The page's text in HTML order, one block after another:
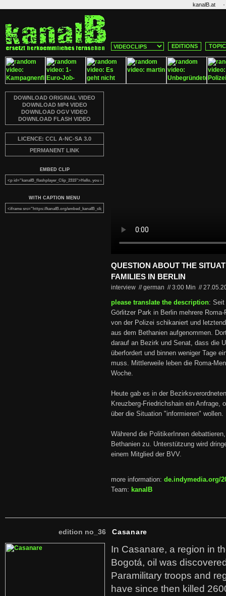
kanalB.at ·
EDITIONS
DOWNLOAD ORIGINAL VIDEO
DOWNLOAD MP4 VIDEO
DOWNLOAD OGV VIDEO
DOWNLOAD FLASH VIDEO
LICENCE: CCL A-NC-SA 3.0
PERMANENT LINK
EMBED CLIP
WITH CAPTION MENU
QUESTION ABOUT THE
FAMILIES IN BERLIN
interview // german //3:00 Min //
please translate the description: Seit
Görlitzer Park in Berlin mehrere
von der Polizei schikaniert und
aus dem Bethanien aufgenommen.
darauf an Bezirk und Senat, dass die
überfordert und binnen weniger Tage
muss. Mittlerweile leben die Roma-
Woche.
Heute gab es in der
Kreuzberg-Friedrichshain ein Anfrage,
über die Situation "informieren" wollen.
Während die PolitikerInnen
Bethanien zu. Unterstützung wird
einem Mitglied der BVV.
more information: de.indymedia.org/
Team: kanalB
edition no_36 Casanare
In Casanare, a region in
Bogotá, oil was
Paramilitary troops and
have since then killed